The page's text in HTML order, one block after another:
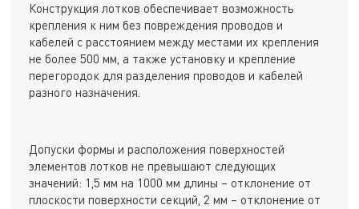
Конструкция лотков обеспечивает возможность
крепления к ним без повреждения проводов и
кабелей с расстоянием между местами их крепления
не более 500 мм, а также установку и крепление
перегородок для разделения проводов и кабелей
разного назначения.
Допуски формы и расположения поверхностей
элементов лотков не превышают следующих
значений: 1,5 мм на 1000 мм длины – отклонение от
плоскости поверхности секций, 2 мм – отклонение от